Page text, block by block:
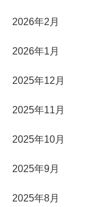
2026年2月
2026年1月
2025年12月
2025年11月
2025年10月
2025年9月
2025年8月